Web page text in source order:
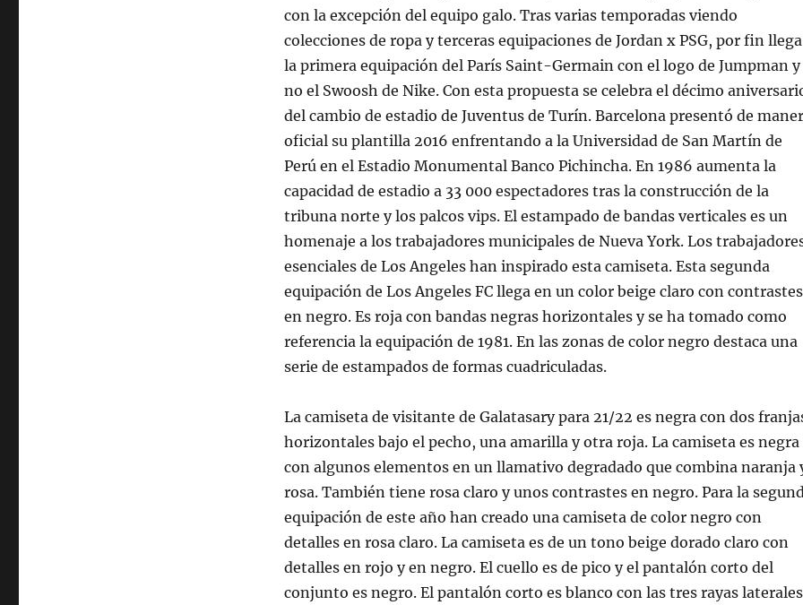
con la excepción del equipo galo. Tras varias temporadas viendo
colecciones de ropa y terceras equipaciones de Jordan x PSG, por fin llega
la primera equipación del París Saint-Germain con el logo de Jumpman y
no el Swoosh de Nike. Con esta propuesta se celebra el décimo
del cambio de estadio de Juventus de Turín. Barcelona presentó de
oficial su plantilla 2016 enfrentando a la Universidad de San Martín de
Perú en el Estadio Monumental Banco Pichincha. En 1986 aumenta la
capacidad de estadio a 33 000 espectadores tras la construcción de la
tribuna norte y los palcos vips. El estampado de bandas verticales es un
homenaje a los trabajadores municipales de Nueva York. Los
esenciales de Los Angeles han inspirado esta camiseta. Esta segunda
equipación de Los Angeles FC llega en un color beige claro con contrastes
en negro. Es roja con bandas negras horizontales y se ha tomado como
referencia la equipación de 1981. En las zonas de color negro destaca una
serie de estampados de formas cuadriculadas.
La camiseta de visitante de Galatasary para 21/22 es negra con dos
horizontales bajo el pecho, una amarilla y otra roja. La camiseta es negra
con algunos elementos en un llamativo degradado que combina naranja
rosa. También tiene rosa claro y unos contrastes en negro. Para la
equipación de este año han creado una camiseta de color negro con
detalles en rosa claro. La camiseta es de un tono beige dorado claro con
detalles en rojo y en negro. El cuello es de pico y el pantalón corto del
conjunto es negro. El pantalón corto es blanco con las tres rayas laterales